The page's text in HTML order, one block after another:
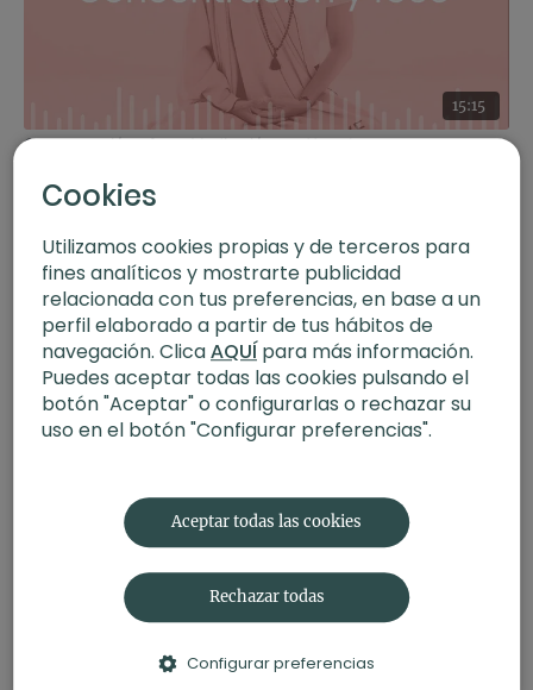
15:15
Concentración y foco. Meditación con Xuan Lan
Cookies
Utilizamos cookies propias y de terceros para
fines analíticos y mostrarte publicidad
relacionada con tus preferencias, en base a un
perfil elaborado a partir de tus hábitos de
navegación. ClicaAQUÍpara más información.
Puedes aceptar todas las cookies pulsando el
botón "Aceptar" o configurarlas o rechazar su
uso en el botón "Configurar preferencias".
Aceptar todas las cookies
Rechazar todas
Configurar preferencias